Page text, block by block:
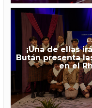
¡Una de ellas
Bután presenta
en el